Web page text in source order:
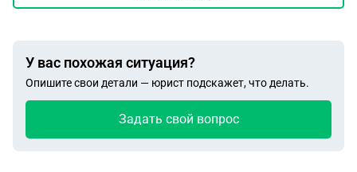
У вас похожая ситуация?
Опишите свои детали — юрист подскажет, что делать.
Задать свой вопрос